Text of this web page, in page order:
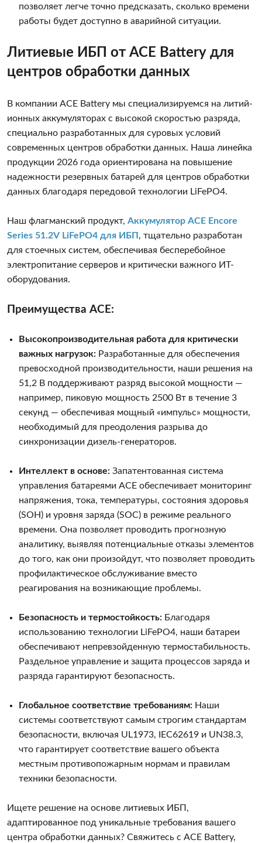
позволяет легче точно предсказать, сколько времени
работы будет доступно в аварийной ситуации.
Литиевые ИБП от ACE Battery для
центров обработки данных
В компании ACE Battery мы специализируемся на литий-
ионных аккумуляторах с высокой скоростью разряда,
специально разработанных для суровых условий
современных центров обработки данных. Наша линейка
продукции 2026 года ориентирована на повышение
надежности резервных батарей для центров обработки
данных благодаря передовой технологии LiFePO4.
Наш флагманский продукт, Аккумулятор ACE Encore
Series 51.2V LiFePO4 для ИБП , тщательно разработан
для стоечных систем, обеспечивая бесперебойное
электропитание серверов и критически важного ИТ-
оборудования.
Преимущества ACE:
Высокопроизводительная работа для критически
важных нагрузок: Разработанные для обеспечения
превосходной производительности, наши решения на
51,2 В поддерживают разряд высокой мощности —
например, пиковую мощность 2500 Вт в течение 3
секунд — обеспечивая мощный «импульс» мощности,
необходимый для преодоления разрыва до
синхронизации дизель-генераторов.
Интеллект в основе: Запатентованная система
управления батареями ACE обеспечивает мониторинг
напряжения, тока, температуры, состояния здоровья
(SOH) и уровня заряда (SOC) в режиме реального
времени. Она позволяет проводить прогнозную
аналитику, выявляя потенциальные отказы элементов
до того, как они произойдут, что позволяет проводить
профилактическое обслуживание вместо
реагирования на возникающие проблемы.
Безопасность и термостойкость: Благодаря
использованию технологии LiFePO4, наши батареи
обеспечивают непревзойденную термостабильность.
Раздельное управление и защита процессов заряда и
разряда гарантируют безопасность.
Глобальное соответствие требованиям: Наши
системы соответствуют самым строгим стандартам
безопасности, включая UL1973, IEC62619 и UN38.3,
что гарантирует соответствие вашего объекта
местным противопожарным нормам и правилам
техники безопасности.
Ищете решение на основе литиевых ИБП,
адаптированное под уникальные требования вашего
центра обработки данных? Свяжитесь с ACE Battery,